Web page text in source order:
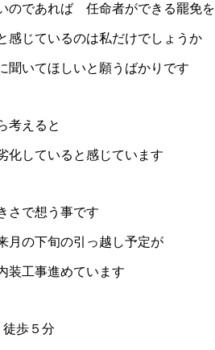
のであれば 任命者ができる罷免を
感じているのは私だけでしょうか
聞いてほしいと願うばかりです
考えると
化していると感じています
で想う事です
の下旬の引っ越し予定が
工事進めています
歩５分